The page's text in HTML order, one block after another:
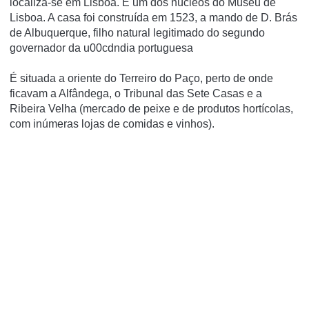
Lisboa. A casa foi construí­da em 1523, a mando de D. Brás
de Albuquerque, filho natural legitimado do segundo
governador da u00cdndia portuguesa
É situada a oriente do Terreiro do Paço, perto de onde
ficavam a Alfândega, o Tribunal das Sete Casas e a
Ribeira Velha (mercado de peixe e de produtos hortí­colas,
com inúmeras lojas de comidas e vinhos).